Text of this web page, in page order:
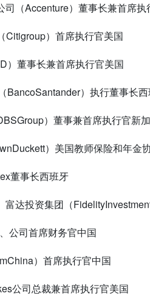
司（Accenture）董事长兼首席执
Citigroup）首席执行官美国
）董事长兼首席执行官美国
BancoSantander）执行董事长
）董事兼首席执行官新
）美国教师保险和年金
董事长西班牙
富达投资集团（
公司首席财务官中国
）首席执行官中国
公司总裁兼首席执行官美国